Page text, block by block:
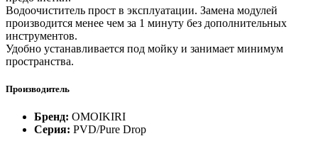
Водоочиститель прост в эксплуатации. Замена модулей
производится менее чем за 1 минуту без дополнительных
инструментов.
Удобно устанавливается под мойку и занимает минимум
пространства.
Производитель
Бренд: OMOIKIRI
Серия: PVD/Pure Drop